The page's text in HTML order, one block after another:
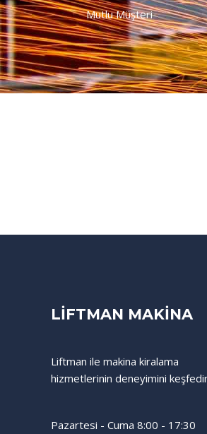
Mutlu Müşteri
LİFTMAN MAKİNA
Liftman ile makina kiralama
hizmetlerinin deneyimini
Pazartesi - Cuma 8:00 - 17:30